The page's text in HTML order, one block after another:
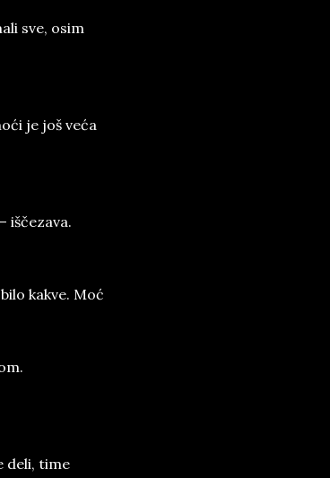
sve, osim
je još veća
iščezava.
kakve. Moć
deli, time